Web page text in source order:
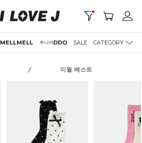
MELLMELL 주니어DDO SALE CATEGORY
/ 이월 베스트